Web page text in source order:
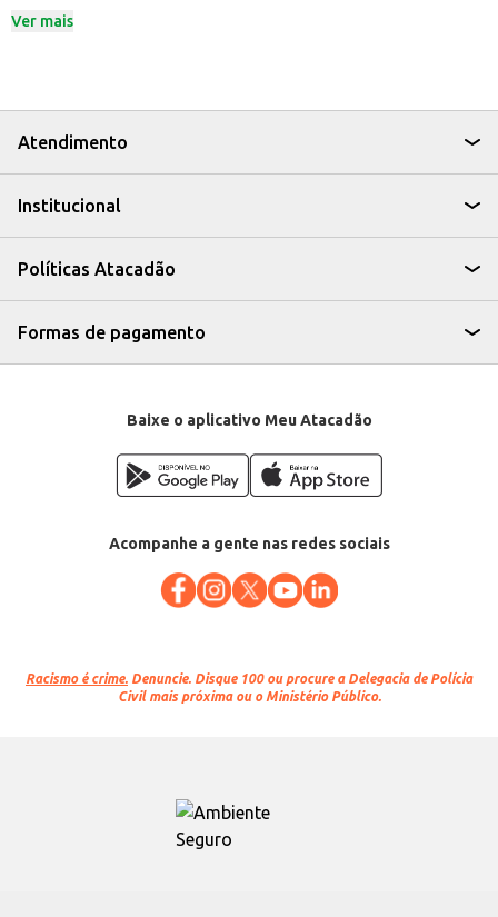
para compartilhar em casa, em eventos ou para revenda em
Uma boa opção para ter sempre à mão em casa.
Excelente para lanchonetes e restaurantes.
O Refrigerante Kitubaína 2L oferece uma alternativa saborosa e prática
Ver mais
Atendimento
Institucional
Políticas Atacadão
Formas de pagamento
Baixe o aplicativo Meu Atacadão
Acompanhe a gente nas redes sociais
Racismo é crime. Denuncie. Disque 100 ou procure a Delegacia de Polícia
Civil mais próxima ou o Ministério Público.